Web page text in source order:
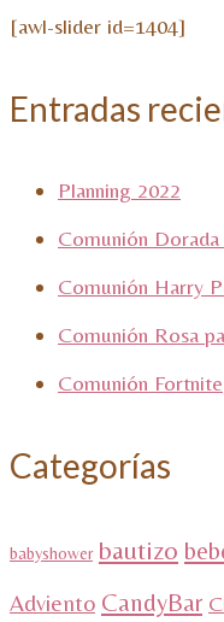
[awl-slider id=1404]
Entradas
Planning 2022
Comunión Dorada
Comunión Harry
Comunión Rosa
Comunión Fortnite
Categorías
babyshower bautizo
Adviento CandyBar